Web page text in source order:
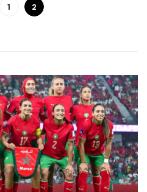
1 2